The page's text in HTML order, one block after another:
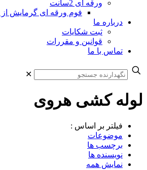
ورقه ای 2سانت
فوم ورقه ای گرمایش
درباره ما
ثبت شکایات
قوانین و مقررات
تماس با ما
✕
لوله کشی هروی
فیلتر بر اساس :
موضوعات
برچسب ها
نویسنده ها
نمایش همه